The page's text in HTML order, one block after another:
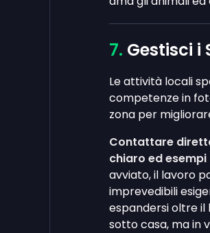
Gestisci i
Le attività locali
competenze in
zona per
Contattare
chiaro ed
avviato, il lavoro
imprevedibili
espandersi oltre il
sotto casa, ma in